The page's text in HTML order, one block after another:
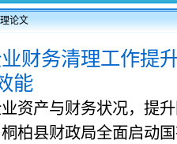
论文
财务清理工作提
能
资产与财务状况，提
柏县财政局全面启动